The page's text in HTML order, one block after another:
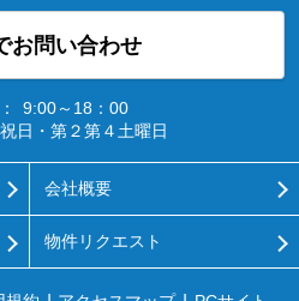
お問い合わせ
9:00～18：00
日・第２第４土曜日
会社概要
物件リクエスト